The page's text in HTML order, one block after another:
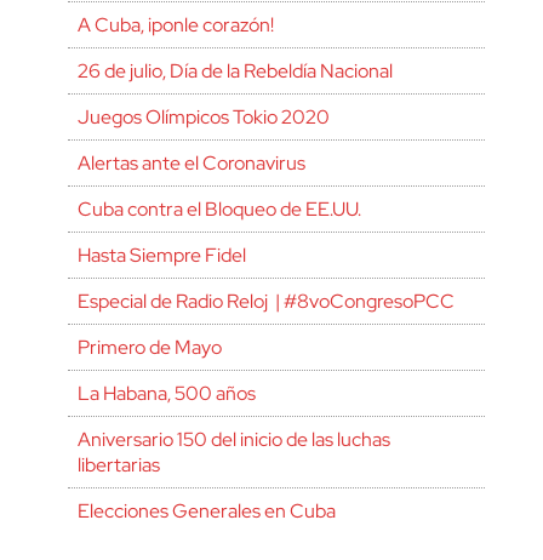
A Cuba, ¡ponle corazón!
26 de julio, Día de la Rebeldía Nacional
Juegos Olímpicos Tokio 2020
Alertas ante el Coronavirus
Cuba contra el Bloqueo de EE.UU.
Hasta Siempre Fidel
Especial de Radio Reloj | #8voCongresoPCC
Primero de Mayo
La Habana, 500 años
Aniversario 150 del inicio de las luchas
libertarias
Elecciones Generales en Cuba